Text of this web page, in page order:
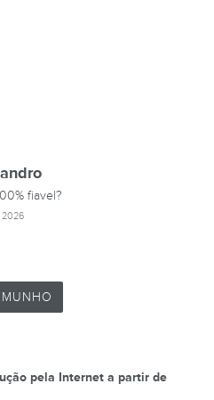
fiavel?
2026
pela Internet a partir de